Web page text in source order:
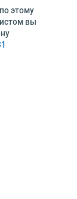
этому
вы